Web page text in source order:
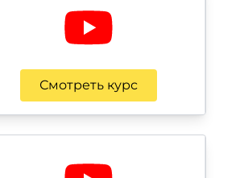
Смотреть курс